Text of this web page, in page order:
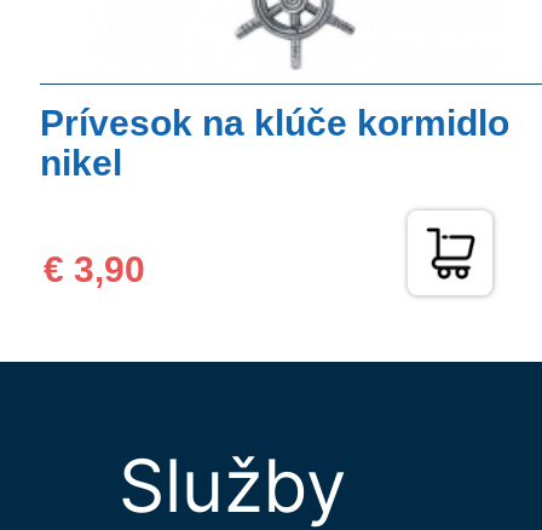
Prívesok na klúče kormidlo
nikel
€ 3,90
Služby